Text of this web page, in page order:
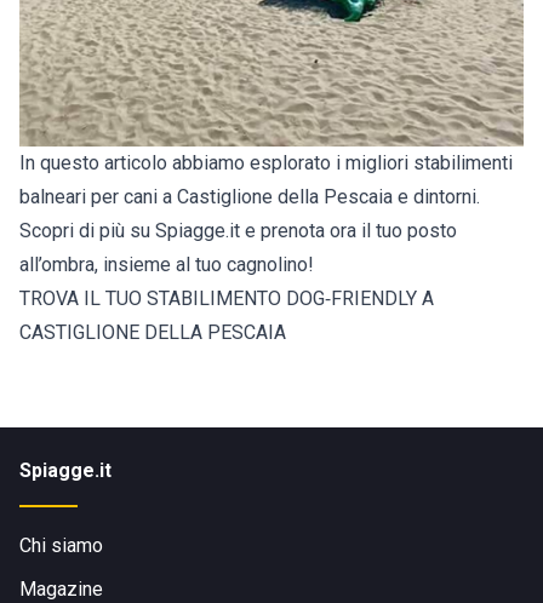
In questo articolo abbiamo esplorato i migliori stabilimenti
balneari per cani a Castiglione della Pescaia e dintorni.
Scopri di più su Spiagge.it e prenota ora il tuo posto
all’ombra, insieme al tuo cagnolino!
TROVA IL TUO STABILIMENTO DOG‑FRIENDLY A
CASTIGLIONE DELLA PESCAIA
Spiagge.it
Chi siamo
Magazine